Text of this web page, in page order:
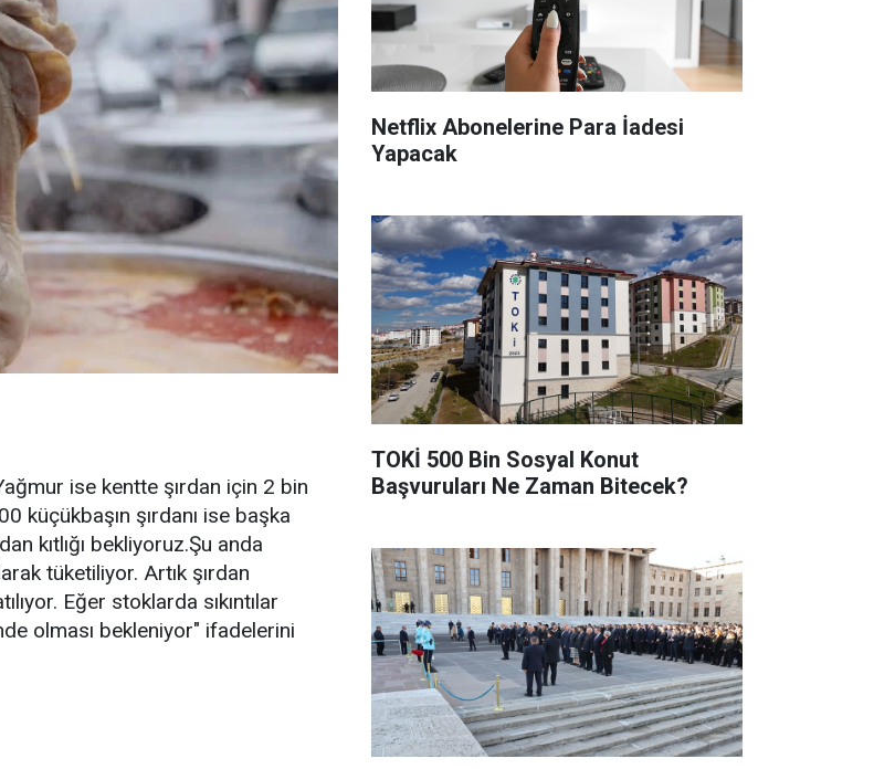
ise kentte şırdan için 2 bin
küçükbaşın şırdanı ise başka
kıtlığı bekliyoruz.Şu anda
tüketiliyor. Artık şırdan
Eğer stoklarda sıkıntılar
olması bekleniyor" ifadelerini
Netflix Abonelerine Para İadesi
Yapacak
TOKİ 500 Bin Sosyal Konut
Başvuruları Ne Zaman Bitecek?